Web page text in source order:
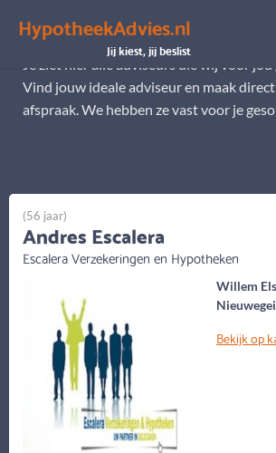
HypotheekAdvies.nl
Jij kiest, jij beslist
Alle adviseurs
Je ziet hier alle adviseurs die wij voor
Vind jouw ideale adviseur en maak
afspraak. We hebben ze vast voor je
Willem
Bekijk op
(56 jaar)
Andres Escalera
Escalera Verzekeringen en Hypotheken